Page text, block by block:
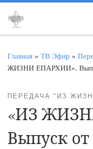
Перейти к
Главная » ТВ Эфир »
ЖИЗНИ ЕПАРХИИ».
ПЕРЕДАЧА "ИЗ
«ИЗ
Выпуск от